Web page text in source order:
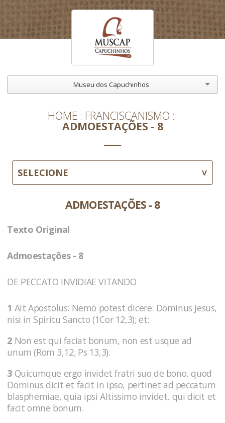
Museu dos Capuchinhos
HOME FRANCISCANISMO
ADMOESTAÇÕES - 8
SELECIONE
ADMOESTAÇÕES - 8
Texto Original
Admoestações - 8
DE PECCATO INVIDIAE VITANDO
1 Ait Apostolus: Nemo potest dicere: Dominus Jesus,
nisi in Spiritu Sancto (1Cor 12,3); et:
2 Non est qui faciat bonum, non est usque ad
unum (Rom 3,12; Ps 13,3).
3 Quicumque ergo invidet fratri suo de bono, quod
Dominus dicit et facit in ipso, pertinet ad peccatum
blasphemiae, quia ipsi Altissimo invidet, qui dicit et
facit omne bonum.